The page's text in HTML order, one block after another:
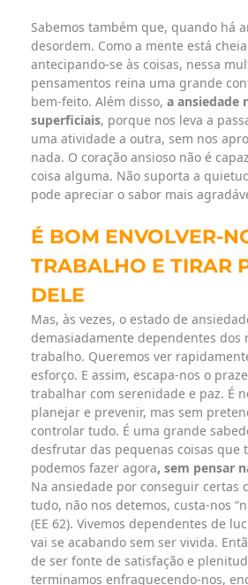
Sabemos também que, quando há
desordem. Como a mente está
antecipando-se às coisas, nessa
pensamentos reina uma grande
bem-feito. Além disso, a ansiedade
superficiais, porque nos leva a
uma atividade a outra, sem nos
nada. O coração ansioso não é
coisa alguma. Não suporta a
pode apreciar o sabor mais
É BOM ENVOLVER-
TRABALHO E TIRAR
DELE
Mas, às vezes, o estado de
demasiadamente dependentes dos
trabalho. Queremos ver
esforço. E assim, escapa-nos o
trabalhar com serenidade e paz. É
planejar e prevenir, mas sem
controlar tudo. É uma grande
desfrutar das pequenas coisas que
podemos fazer agora, sem pensar
Na ansiedade por conseguir certas
tudo, não nos detemos, custa-nos
(EE 62). Vivemos dependentes de
vai se acabando sem ser vivida.
de ser fonte de satisfação e
terminamos enfraquecendo-nos,